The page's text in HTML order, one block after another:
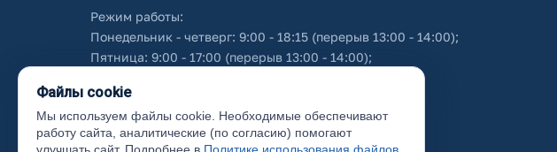
Режим работы:
Понедельник - четверг: 9:00 - 18:15 (перерыв 13:00 - 14:00);
Пятница: 9:00 - 17:00 (перерыв 13:00 - 14:00);
Об использовании персональных данных
Файлы cookie
Мы используем файлы cookie. Необходимые обеспечивают
работу сайта, аналитические (по согласию) помогают